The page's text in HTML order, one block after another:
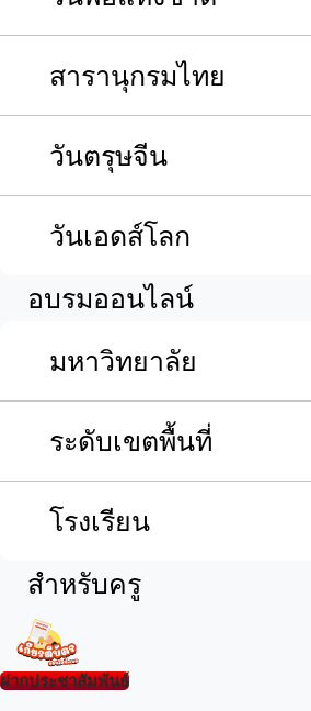
สารานุกรมไทย
วันตรุษจีน
วันเอดส์โลก
อบรมออนไลน์
มหาวิทยาลัย
ระดับเขตพื้นที่
โรงเรียน
สำหรับครู
ฝากประชาสัมพันธ์